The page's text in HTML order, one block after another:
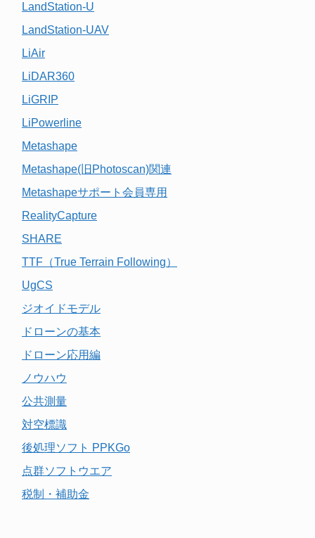
LandStation-U
LandStation-UAV
LiAir
LiDAR360
LiGRIP
LiPowerline
Metashape
Metashape(旧Photoscan)関連
Metashapeサポート会員専用
RealityCapture
SHARE
TTF（True Terrain Following）
UgCS
ジオイドモデル
ドローンの基本
ドローン応用編
ノウハウ
公共測量
対空標識
後処理ソフト PPKGo
点群ソフトウエア
税制・補助金